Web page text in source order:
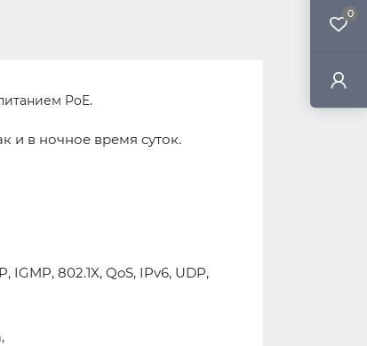
0
PoE.
и в ночное время суток.
IGMP, 802.1X, QoS, IPv6, UDP,